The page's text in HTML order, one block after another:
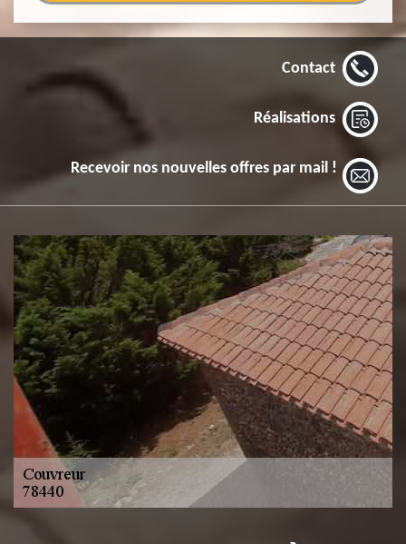
Contact
Réalisations
Recevoir nos nouvelles offres par mail !